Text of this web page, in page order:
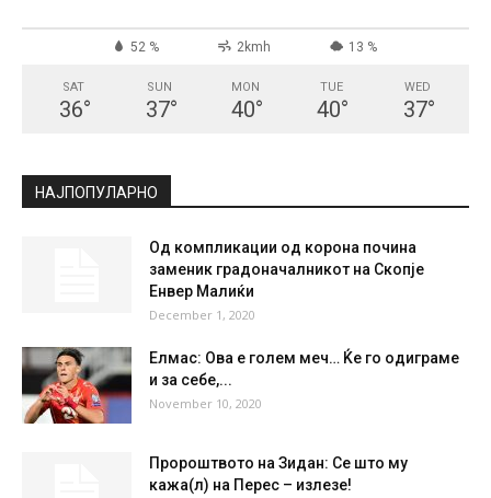
52 % 2kmh 13 %
SAT
36°
SUN
37°
MON
40°
TUE
40°
WED
37°
НАЈПОПУЛАРНО
Од компликации од корона почина
заменик градоначалникот на Скопје
Енвер Малиќи
December 1, 2020
Елмас: Ова е голем меч… Ќе го одиграмe
и за себе,...
November 10, 2020
Пророштвото на Зидан: Се што му
кажа(л) на Перес – излезе!